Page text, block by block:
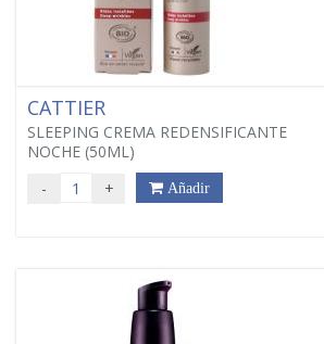
CATTIER
SLEEPING CREMA REDENSIFICANTE
NOCHE (50ML)
- + Añadir